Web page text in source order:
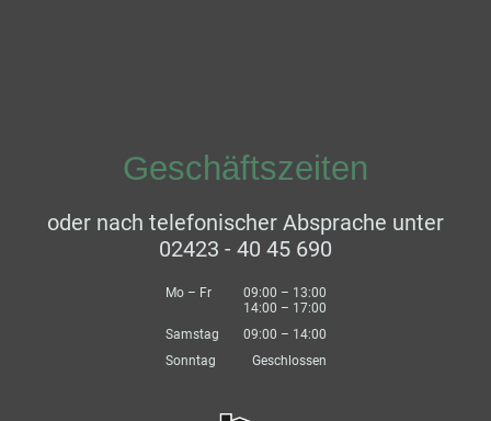
Geschäftszeiten
oder nach telefonischer Absprache unter
02423 - 40 45 690
Mo– Fr 09:00 – 13:00
14:00 – 17:00
Samstag
09:00 – 14:00
Sonntag
Geschlossen